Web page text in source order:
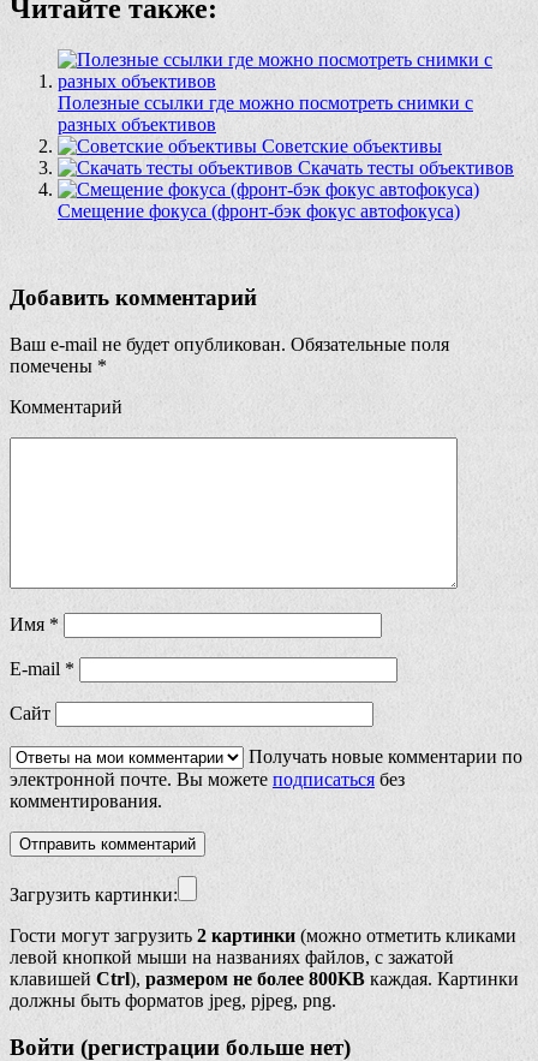
Читайте также:
Полезные ссылки где можно посмотреть снимки с
разных объективов
Советские объективы
Скачать тесты объективов
Смещение фокуса (фронт-бэк фокус автофокуса)
Добавить комментарий
Ваш e-mail не будет опубликован. Обязательные поля
помечены *
Комментарий
Имя *
E-mail *
Сайт
Получать новые комментарии по
электронной почте. Вы можете подписаться без
комментирования.
Загрузить картинки:
Гости могут загрузить 2 картинки (можно отметить кликами
левой кнопкой мыши на названиях файлов, с зажатой
клавишей Ctrl), размером не более 800KB каждая. Картинки
должны быть форматов jpeg, pjpeg, png.
Войти (регистрации больше нет)